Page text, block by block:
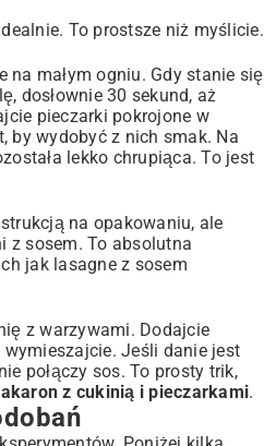
To prostsze niż myślicie.
na małym ogniu. Gdy stanie się
dosłownie 30 sekund, aż
pieczarki pokrojone w
by wydobyć z nich smak. Na
lekko chrupiąca. To jest
na opakowaniu, ale
z sosem. To absolutna
jak lasagne z sosem
z warzywami. Dodajcie
wymieszajcie. Jeśli danie jest
połączy sos. To prosty trik,
z cukinią i pieczarkami.